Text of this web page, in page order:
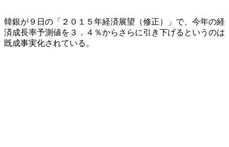
韓銀が９日の「２０１５年経済展望（修正）」で、今年の経
済成長率予測値を３．４％からさらに引き下げるというのは
既成事実化されている。